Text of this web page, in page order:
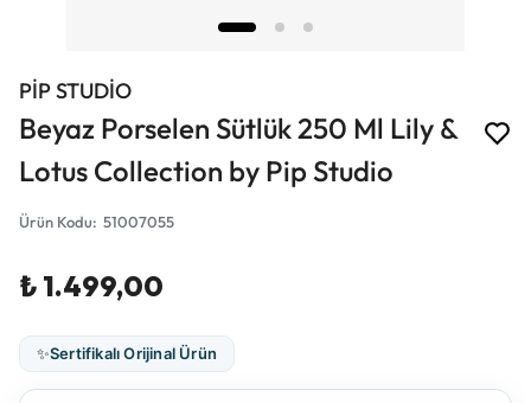
PİP STUDİO
Beyaz Porselen Sütlük 250 Ml Lily &
Lotus Collection by Pip Studio
Ürün Kodu: 51007055
₺ 1.499,00
✨Sertifikalı Orijinal Ürün